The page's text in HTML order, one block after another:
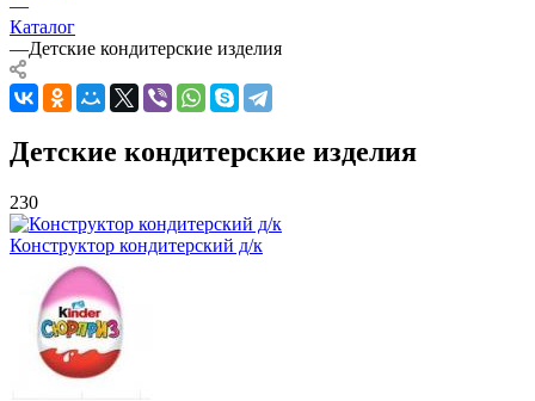
—
Каталог
—Детские кондитерские изделия
Детские кондитерские изделия
230
Конструктор кондитерский д/к